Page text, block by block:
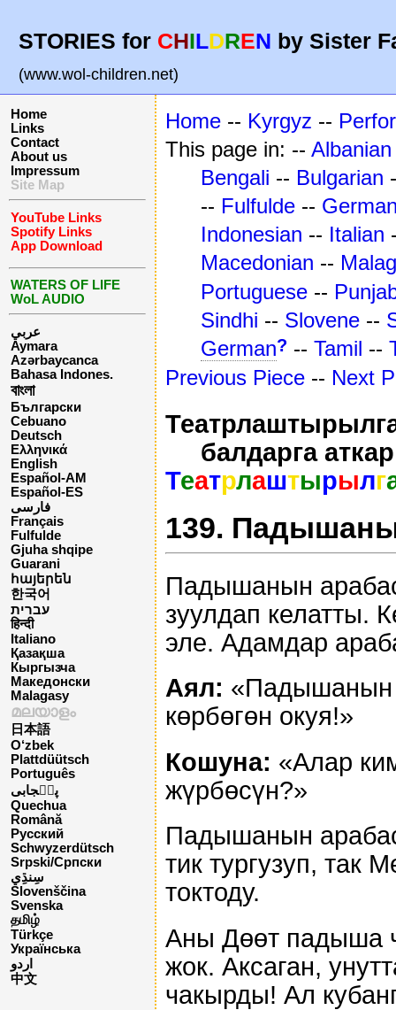
STORIES for CHILDREN by Sister
(www.wol-children.net)
Home
Links
Contact
About us
Impressum
Site Map
YouTube Links
Spotify Links
App Download
WATERS OF LIFE
WoL AUDIO
عربي
Aymara
Azərbaycanca
Bahasa Indones.
বাংলা
Български
Cebuano
Deutsch
Ελληνικά
English
Español-AM
Español-ES
فارسی
Français
Fulfulde
Gjuha shqipe
Guarani
հայերեն
한국어
עברית
हिन्दी
Italiano
Қазақша
Кыргызча
Македонски
Malagasy
മലയാളം
日本語
O‘zbek
Plattdüütsch
Português
پن٘جابی
Quechua
Română
Русский
Schwyzerdütsch
Srpski/Српски
Slovenščina
Svenska
தமிழ்
Türkçe
Українська
اردو
中文
Home -- Kyrgyz --
This page in: -- Albanian
Bengali -- Bulgarian
-- Fulfulde --
Indonesian -- Italian
Macedonian --
Portuguese --
Sindhi -- Slovene --
German? -- Tamil --
Previous Piece -- Next
балдарга
Театрлаштырылг
139.
Падышанын
зуулдап келатты.
эле. Адамдар
Аял: «Падышанын
көрбөгөн окуя!»
Кошуна: «Алар
жүрбөсүн?»
Падышанын
тик тургузуп, так
токтоду.
Аны Дөөт падыша
жок. Аксаган,
чакырды! Ал